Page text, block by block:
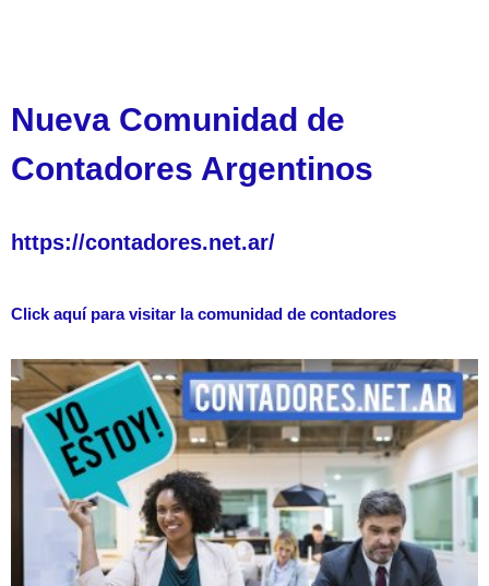
Nueva Comunidad de
Contadores Argentinos
https://contadores.net.ar/
Click aquí para visitar la comunidad de contadores